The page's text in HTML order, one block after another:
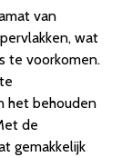
van
wat
te voorkomen.
het behouden
de
gemakkelijk